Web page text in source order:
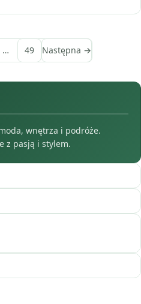
… 49 Następna →
wnętrza i podróże.
z pasją i stylem.